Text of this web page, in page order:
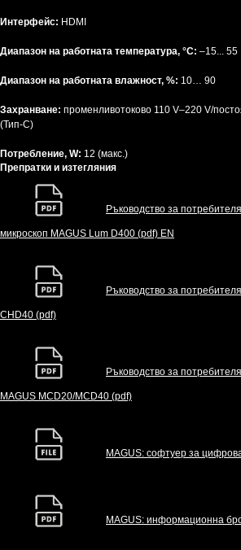
Интерфейс: HDMI
Диапазон на работната температура, °C: –15... 55
Диапазон на работната влажност, %: 10… 90
Захранване: променливотоково 110 V–220 V/
(Тип-C)
Потребление, W: 12 (макс.)
Препратки и изтегляния
Ръководство за
микроскоп MAGUS Lum D400 (pdf) EN
Ръководство за
CHD40 (pdf)
Ръководство за
MAGUS MCD20/MCD40 (pdf)
MAGUS: софтуер за
MAGUS: информационна